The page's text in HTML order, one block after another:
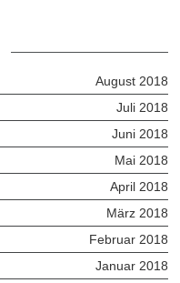
August 2018
Juli 2018
Juni 2018
Mai 2018
April 2018
März 2018
Februar 2018
Januar 2018